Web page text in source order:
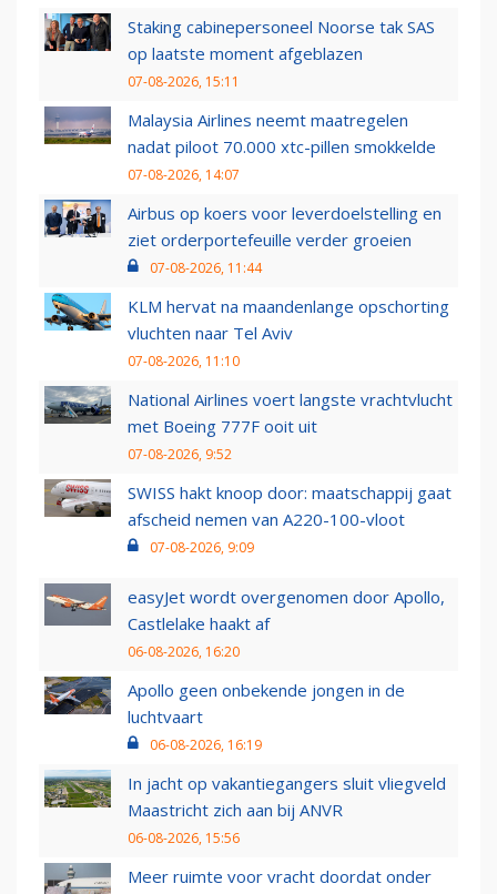
Staking cabinepersoneel Noorse tak SAS
op laatste moment afgeblazen
07-08-2026, 15:11
Malaysia Airlines neemt maatregelen
nadat piloot 70.000 xtc-pillen smokkelde
07-08-2026, 14:07
Airbus op koers voor leverdoelstelling en
ziet orderportefeuille verder groeien
07-08-2026, 11:44
KLM hervat na maandenlange opschorting
vluchten naar Tel Aviv
07-08-2026, 11:10
National Airlines voert langste vrachtvlucht
met Boeing 777F ooit uit
07-08-2026, 9:52
SWISS hakt knoop door: maatschappij gaat
afscheid nemen van A220-100-vloot
07-08-2026, 9:09
easyJet wordt overgenomen door Apollo,
Castlelake haakt af
06-08-2026, 16:20
Apollo geen onbekende jongen in de
luchtvaart
06-08-2026, 16:19
In jacht op vakantiegangers sluit vliegveld
Maastricht zich aan bij ANVR
06-08-2026, 15:56
Meer ruimte voor vracht doordat onder